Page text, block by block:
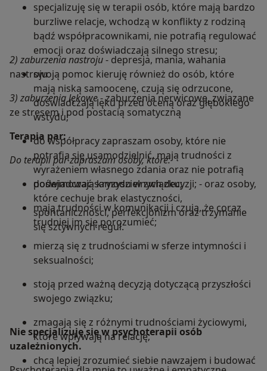
specjalizuję się w terapii osób, które mają bardzo
burzliwe relacje, wchodzą w konflikty z rodziną
bądź współpracownikami, nie potrafią regulować
emocji oraz doświadczają silnego stresu;
swoją pomoc kieruję również do osób, które
mają niską samoocenę, czują się odrzucone,
doświadczają lęku przed oceną oraz głębokiego
wstydu;
do współpracy zapraszam osoby, które nie
potrafią się usamodzielnić, mają trudności z
wyrażeniem własnego zdania oraz nie potrafią
podejmować samodzielnych decyzji; - oraz osoby,
które cechuje brak elastyczności,
spontaniczności, perfekcjonizm oraz trzymanie
się sztywnych reguł.
2) zaburzenia nastroju- depresja, mania, wahania
nastroju
3) zaburzenia lękowe- zaburzenia nerwicowe, związane
ze stresem i pod postacią somatyczną
Terapia par:
Do terapii par zapraszam osoby, które:
doświadczają kryzysu w związku;
mają trudności w komunikacji i czują, że coraz
trudniej im się porozumieć;
mierzą się z trudnościami w sferze intymności i
seksualności;
stoją przed ważną decyzją dotyczącą przyszłości
swojego związku;
zmagają się z różnymi trudnościami życiowymi,
które wpływają na relację;
chcą lepiej zrozumieć siebie nawzajem i budować
Nie specjalizuję się w psychoterapii osób
uzależnionych.